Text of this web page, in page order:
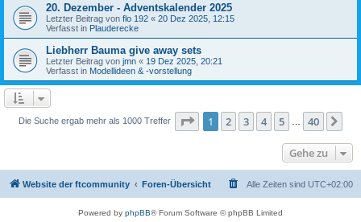
20. Dezember - Adventskalender 2025
Letzter Beitrag von flo 192 « 20 Dez 2025, 12:15
Verfasst in Plauderecke
Liebherr Bauma give away sets
Letzter Beitrag von jmn « 19 Dez 2025, 20:21
Verfasst in Modellideen & -vorstellung
Die Suche ergab mehr als 1000 Treffer Seite 1von 40
1 2 3 4 5 40
Gehe zu
Website der ftcommunity Foren-Übersicht Alle Zeiten sind UTC+02:00
Powered by phpBB® Forum Software © phpBB Limited